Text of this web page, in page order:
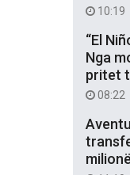
10:19
“El
Nga
pritet
08:22